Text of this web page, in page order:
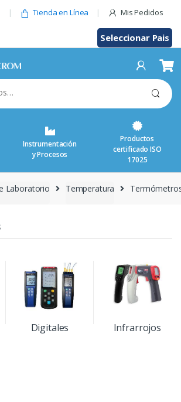
Tienda en Línea Mis Pedidos
Seleccionar Pais
Instrumentación
y Procesos
Productos
certificado ISO
17025
Laboratorio Temperatura
Digitales Infrarrojos